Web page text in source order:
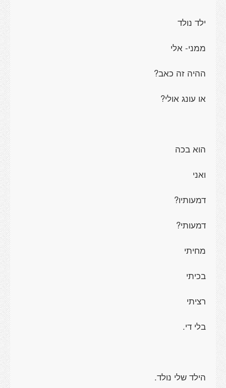
ילד נולד
ממני- אלי
ההיה זה כאב?
או עונג אולי?
הוא בכה
ואני
דמעותיו?
דמעותי?
מחיתי
בכיתי
רציתי
בלי די.
הילד שלי נולד.